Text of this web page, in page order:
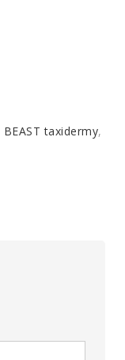
BEAST taxidermy,